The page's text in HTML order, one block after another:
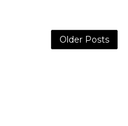
Older Posts